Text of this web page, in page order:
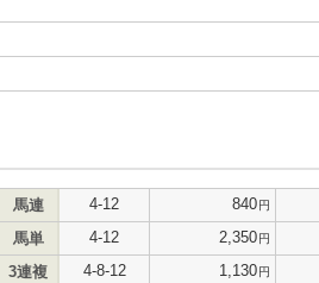
馬連 4-12 840円
馬単 4-12 2,350円
3連複 4-8-12 1,130円